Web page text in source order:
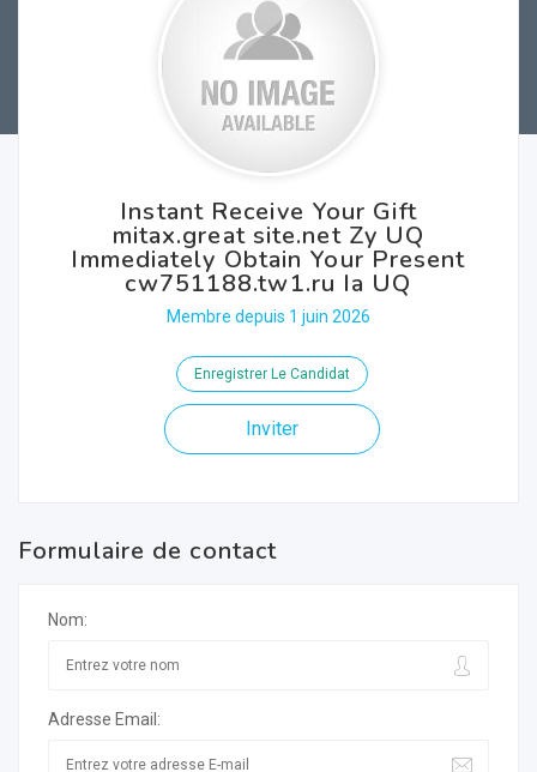
Instant Receive Your Gift
mitax.great site.net Zy UQ
Immediately Obtain Your Present
cw751188.tw1.ru Ia UQ
Membre depuis 1 juin 2026
Enregistrer Le Candidat
Inviter
Formulaire de contact
Nom:
Adresse Email: